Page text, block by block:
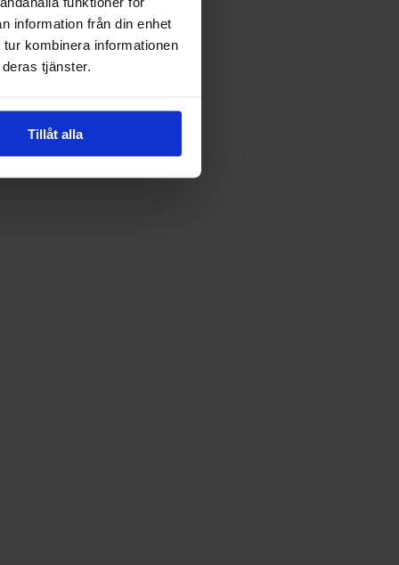
information från din enhet
kombinera informationen
tjänster.
Tillåt alla